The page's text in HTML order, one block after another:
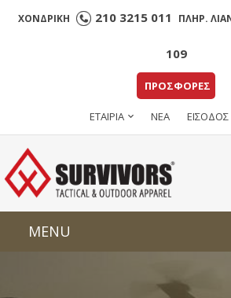
ΧΟΝΔΡΙΚΗ 210 3215 011 ΠΛΗΡ.
109
ΠΡΟΣΦΟΡΕΣ
ΕΤΑΙΡΙΑ ΝΕΑ